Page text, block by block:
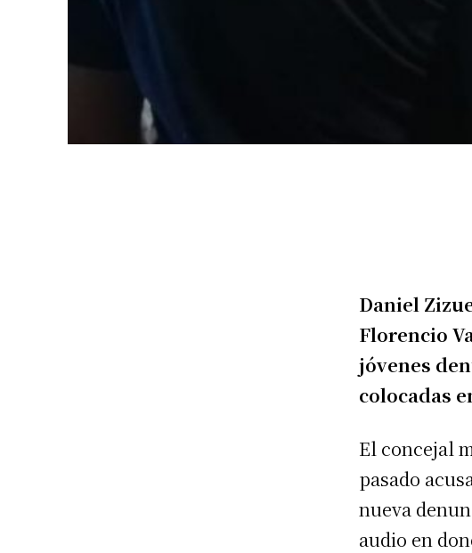
Daniel
Florencio
jóvenes
colocadas
El concejal
pasado
nueva
audio en